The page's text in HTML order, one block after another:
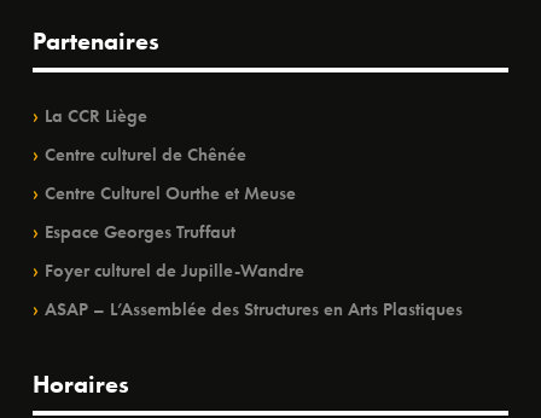
Partenaires
La CCR Liège
Centre culturel de Chênée
Centre Culturel Ourthe et Meuse
Espace Georges Truffaut
Foyer culturel de Jupille-Wandre
ASAP – L’Assemblée des Structures en Arts Plastiques
Horaires